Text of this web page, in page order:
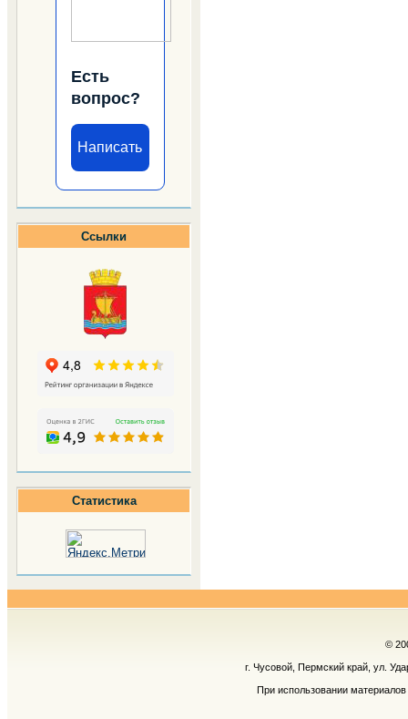
Есть
вопрос?
Написать
Ссылки
Статистика
©
г. Чусовой, Пермский край, ул.
При использовании